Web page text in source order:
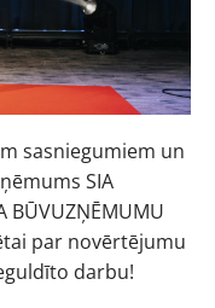
sasniegumiem un
SIA
BŪVUZŅĒMUMU
par novērtējumu
darbu!